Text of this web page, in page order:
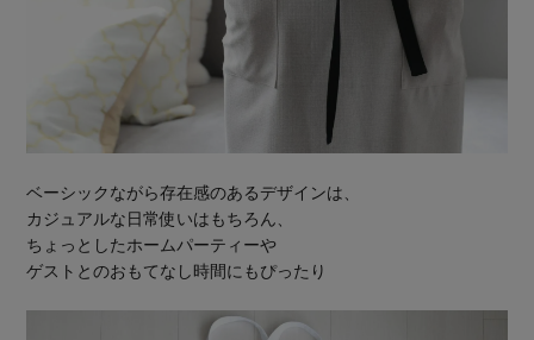
ベーシックながら存在感のあるデザインは、
カジュアルな日常使いはもちろん、
ちょっとしたホームパーティーや
ゲストとのおもてなし時間にもぴったり